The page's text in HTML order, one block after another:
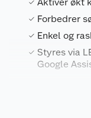
Forbedrer
Enkel og
Styres via
Google
Smart+ Flex
Generelt